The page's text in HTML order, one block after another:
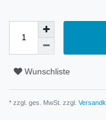
Wunschliste
* zzgl. ges. MwSt. zzgl.